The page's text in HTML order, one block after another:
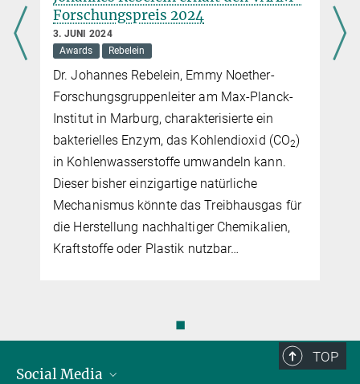
Forschungspreis 2024
3. JUNI 2024
Awards
Rebelein
Dr. Johannes Rebelein, Emmy Noether-
Forschungsgruppenleiter am Max-Planck-
Institut in Marburg, charakterisierte ein
bakterielles Enzym, das Kohlendioxid (CO2)
in Kohlenwasserstoffe umwandeln kann.
Dieser bisher einzigartige natürliche
Mechanismus könnte das Treibhausgas für
die Herstellung nachhaltiger Chemikalien,
Kraftstoffe oder Plastik nutzbar…
◼
TOP
Social Media